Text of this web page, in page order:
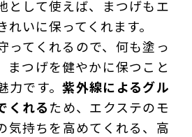
として使えば、まつげもエ
いに保ってくれます。
ってくれるので、何も塗っ
まつげを健やかに保つこと
力です。紫外線によるグル
くれるため、エクステのモ
気持ちを高めてくれる、高